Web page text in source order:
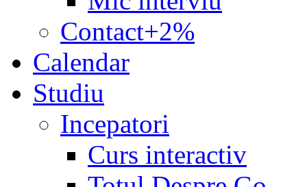
Contact+2%
Calendar
Studiu
Incepatori
Curs interactiv